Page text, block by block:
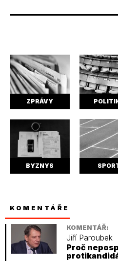
ZPRÁVY
BYZNYS
KOMENTÁŘE
KOMENTÁŘ:
Jiří Paroubek
Proč